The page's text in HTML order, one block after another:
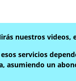
nuestros videos,
servicios
asumiendo un